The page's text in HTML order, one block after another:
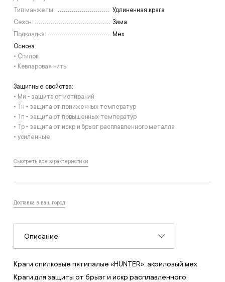
Тип манжеты:
Удлиненная крага
Сезон:
Зима
Подкладка:
Мех
Основа:
• Спилок
• Кевларовая нить
Защитные свойства:
• Ми - защита от истираний
• Тн - защита от пониженных температур
• Тп - защита от повышенных температур
• Тр - защита от искр и брызг расплавленного металла
• усиленные
Смотреть все характеристики
Доставка в ваш город
Описание
Краги спилковые пятипалые «HUNTER», акриловый мех
Краги для защиты от брызг и искр расплавленного